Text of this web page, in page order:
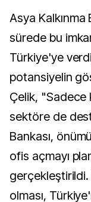
Asya Kalkınma
sürede bu
Türkiye'ye
potansiyelin
Çelik, "Sadece
sektöre de
Bankası,
ofis açmayı
gerçekleştirildi.
olması,